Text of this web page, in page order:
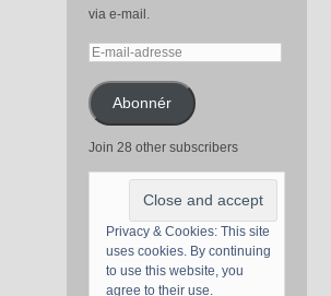
via e-mail.
E-
adresseAbonnér
Join 28 other subscribers
Privacy & Cookies: This site
uses cookies. By continuing
to use this website, you
agree to their use.